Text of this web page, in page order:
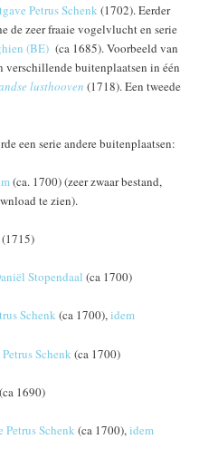
Petrus Schenk (1702). Eerder
de zeer fraaie vogelvlucht en serie
(BE) (ca 1685). Voorbeeld van
buitenplaatsen in één
lusthooven (1718). Een tweede
een serie andere buitenplaatsen:
(ca. 1700) (zeer zwaar bestand,
te zien).
(1715)
Stopendaal (ca 1700)
Schenk (ca 1700),idem
Schenk (ca 1700)
(ca 1690)
Petrus Schenk (ca 1700),idem